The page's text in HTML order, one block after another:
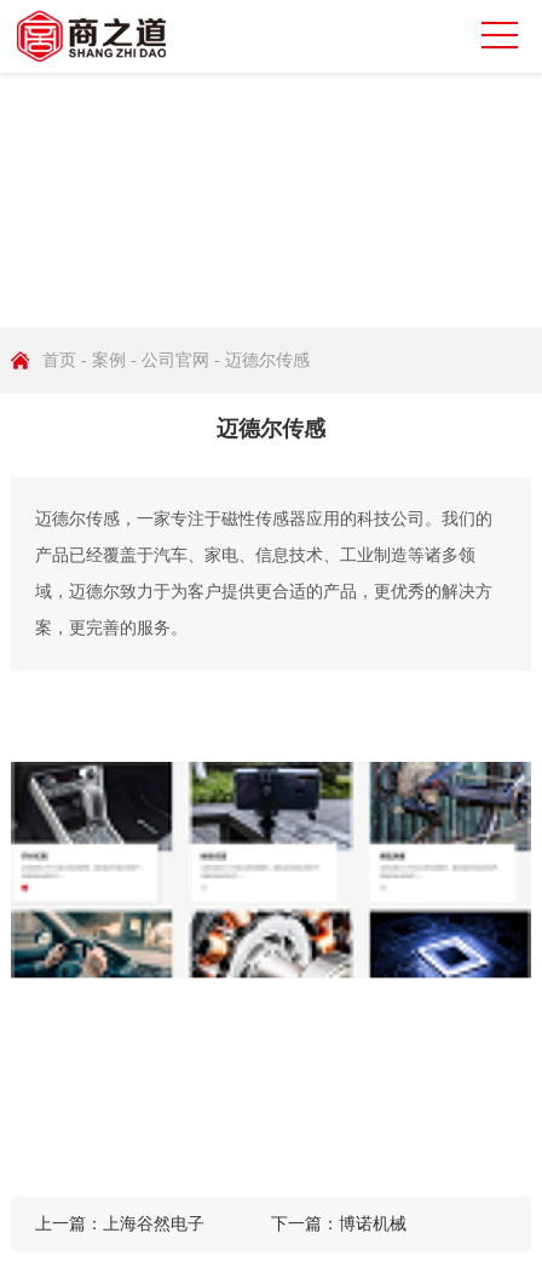
首页 - 案例 - 公司官网 - 迈德尔传感
迈德尔传感
迈德尔传感，一家专注于磁性传感器应用的科技公司。我们的
产品已经覆盖于汽车、家电、信息技术、工业制造等诸多领
域，迈德尔致力于为客户提供更合适的产品，更优秀的解决方
案，更完善的服务。
上一篇： 上海谷然电子 下一篇： 博诺机械